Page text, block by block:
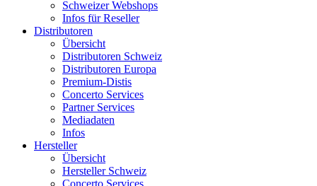
Schweizer Webshops
Infos für Reseller
Distributoren
Übersicht
Distributoren Schweiz
Distributoren Europa
Premium-Distis
Concerto Services
Partner Services
Mediadaten
Infos
Hersteller
Übersicht
Hersteller Schweiz
Concerto Services